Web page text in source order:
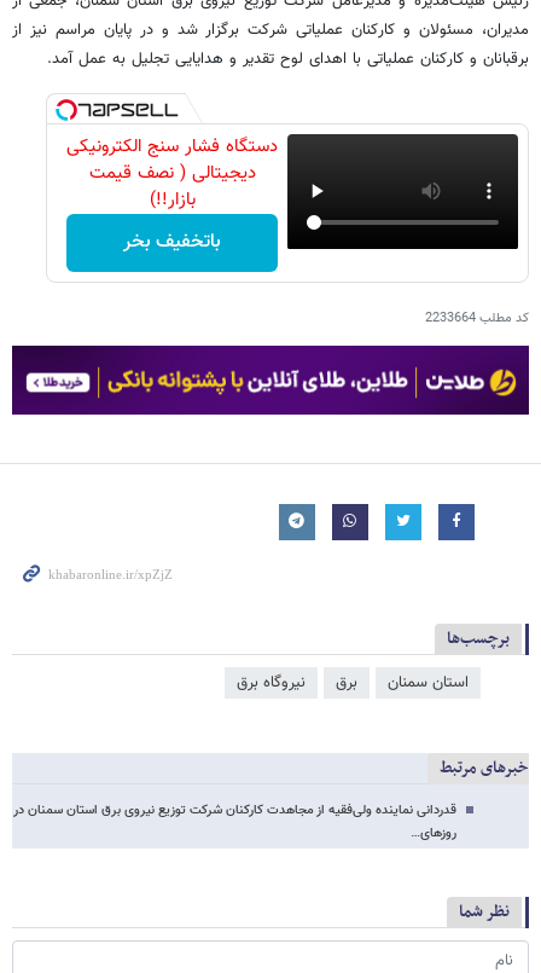
مدیران، مسئولان و کارکنان عملیاتی شرکت برگزار شد و در پایان مراسم نیز از
برقبانان و کارکنان عملیاتی با اهدای لوح تقدیر و هدایایی تجلیل به عمل آمد.
دستگاه فشار سنج الکترونیکی
دیجیتالی ( نصف قیمت
بازار!!)
باتخفیف بخر
کد مطلب2233664
برچسب‌ها
استان سمنان برق نیروگاه برق
خبرهای مرتبط
قدردانی نماینده ولی‌فقیه از مجاهدت کارکنان شرکت توزیع نیروی برق استان سمنان در
روزهای…
نظر شما